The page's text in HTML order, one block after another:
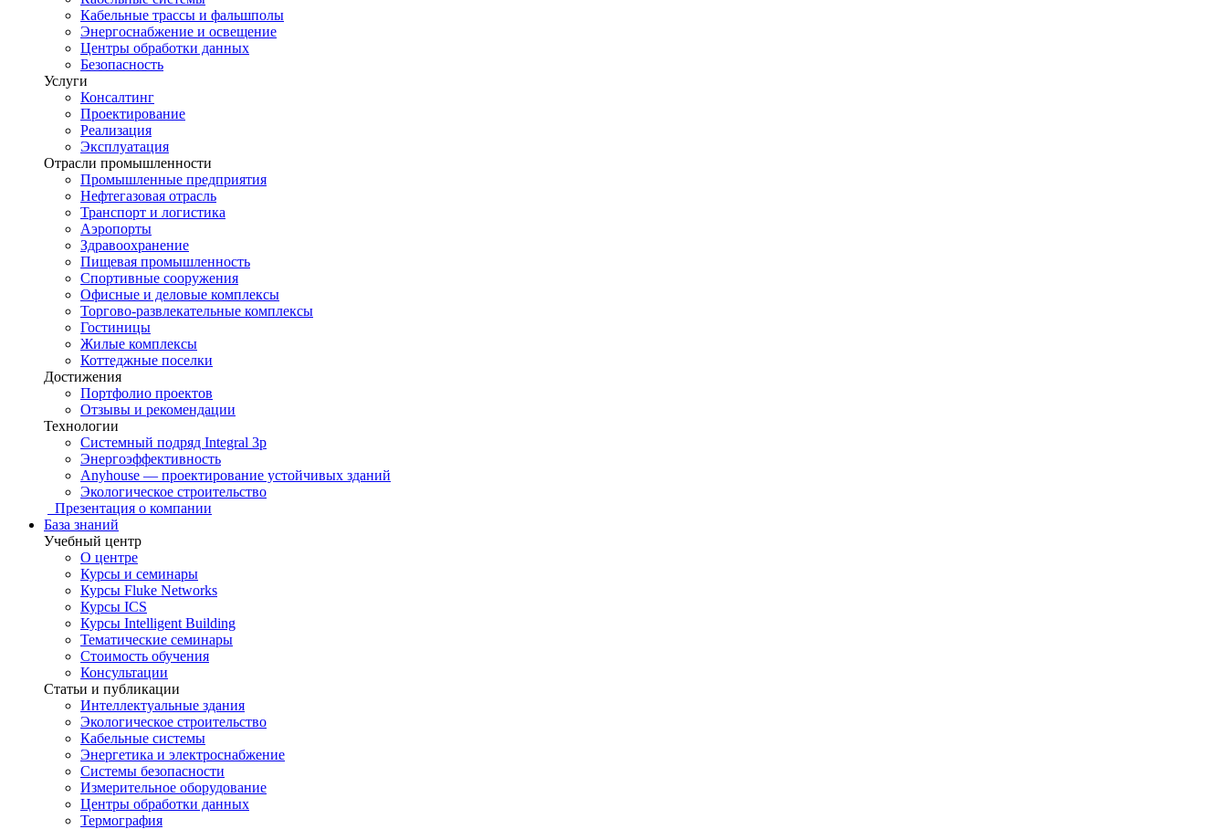
Кабельные трассы и фальшполы
Энергоснабжение и освещение
Центры обработки данных
Безопасность
Услуги
Консалтинг
Проектирование
Реализация
Эксплуатация
Отрасли промышленности
Промышленные предприятия
Нефтегазовая отрасль
Транспорт и логистика
Аэропорты
Здравоохранение
Пищевая промышленность
Спортивные сооружения
Офисные и деловые комплексы
Торгово-развлекательные комплексы
Гостиницы
Жилые комплексы
Коттеджные поселки
Достижения
Портфолио проектов
Отзывы и рекомендации
Технологии
Системный подряд Integral 3p
Энергоэффективность
Anyhouse — проектирование устойчивых зданий
Экологическое строительство
Презентация о компании
База знаний
Учебный центр
О центре
Курсы и семинары
Курсы Fluke Networks
Курсы ICS
Курсы Intelligent Building
Тематические семинары
Стоимость обучения
Консультации
Статьи и публикации
Интеллектуальные здания
Экологическое строительство
Кабельные системы
Энергетика и электроснабжение
Системы безопасности
Измерительное оборудование
Центры обработки данных
Термография